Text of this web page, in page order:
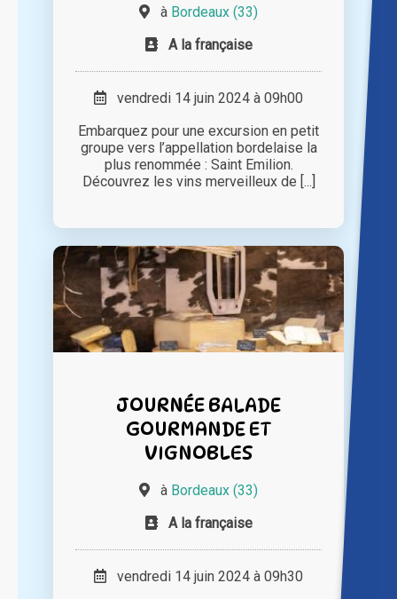
à Bordeaux (33)
A la française
vendredi 14 juin 2024 à 09h00
Embarquez pour une excursion en petit
groupe vers l’appellation bordelaise la
plus renommée : Saint Emilion.
Découvrez les vins merveilleux de [...]
JOURNÉE BALADE
GOURMANDE ET
VIGNOBLES
à Bordeaux (33)
A la française
vendredi 14 juin 2024 à 09h30